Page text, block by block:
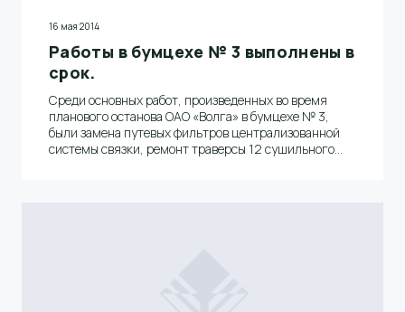
16 мая 2014
Работы в бумцехе № 3 выполнены в
срок.
Среди основных работ, произведенных во время
планового останова ОАО «Волга» в бумцехе № 3,
были замена путевых фильтров централизованной
системы связки, ремонт траверсы 12 сушильного